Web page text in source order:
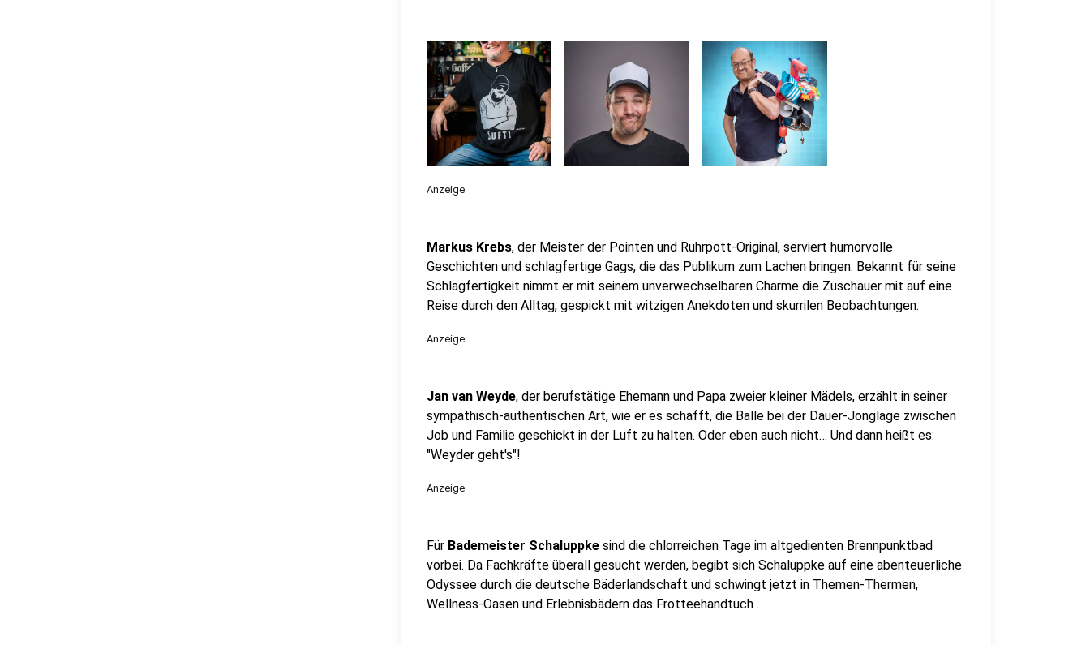
Anzeige
Markus Krebs, der Meister der Pointen und Ruhrpott-Original, serviert humorvolle
Geschichten und schlagfertige Gags, die das Publikum zum Lachen bringen. Bekannt für seine
Schlagfertigkeit nimmt er mit seinem unverwechselbaren Charme die Zuschauer mit auf eine
Reise durch den Alltag, gespickt mit witzigen Anekdoten und skurrilen Beobachtungen.
Anzeige
Jan van Weyde, der berufstätige Ehemann und Papa zweier kleiner Mädels, erzählt in seiner
sympathisch-authentischen Art, wie er es schafft, die Bälle bei der Dauer-Jonglage zwischen
Job und Familie geschickt in der Luft zu halten. Oder eben auch nicht… Und dann heißt es:
"Weyder geht's"!
Anzeige
Für Bademeister Schaluppke sind die chlorreichen Tage im altgedienten Brennpunktbad
vorbei. Da Fachkräfte überall gesucht werden, begibt sich Schaluppke auf eine abenteuerliche
Odyssee durch die deutsche Bäderlandschaft und schwingt jetzt in Themen-Thermen,
Wellness-Oasen und Erlebnisbädern das Frotteehandtuch .